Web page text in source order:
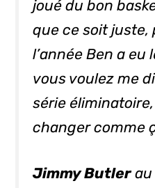
joué du bon
que ce soit
l’année Ben a eu
vous voulez me
série
changer comme
Jimmy Butlerau